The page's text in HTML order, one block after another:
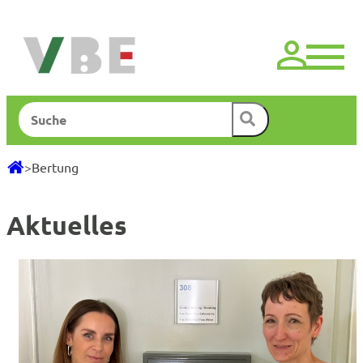
springen
Suchen
>Bertung
Aktuelles